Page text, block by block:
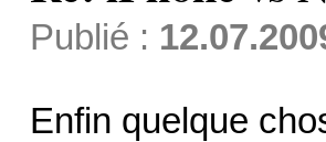
Publié :
Enfin quelque